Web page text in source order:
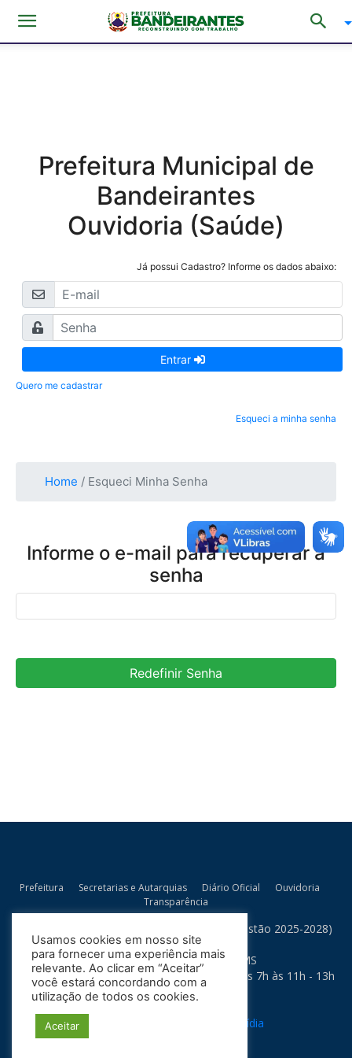
Prefeitura Municipal de
Bandeirantes
Ouvidoria (Saúde)
Já possui Cadastro? Informe os dados abaixo:
Entrar
Quero me cadastrar
Esqueci a minha senha
Home / Esqueci Minha Senha
Informe o e-mail para recuperar a
senha
Redefinir Senha
Prefeitura Secretarias e Autarquias Diário Oficial
Ouvidoria
Transparência
Prefeitura Municipal de Bandeirantes/MS (Gestão 2025-2028)
Rua Artur Bernardes, 300
79.430-015 - Bandeirantes - MS
Horário de Atendimento: Segunda a Sexta das 7h às 11h - 13h
às 17h
Soma Mídia
Usamos cookies em nosso site
para fornecer uma experiência mais
relevante. Ao clicar em “Aceitar”
você estará concordando com a
utilização de todos os cookies.
Aceitar